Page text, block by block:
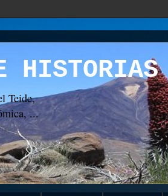
HISTORIAS
Teide,
...